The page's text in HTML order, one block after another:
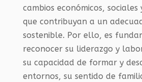
cambios económicos,
que contribuyan a un
sostenible. Por ello, es
reconocer su liderazgo y
su capacidad de formar y
entornos, su sentido de